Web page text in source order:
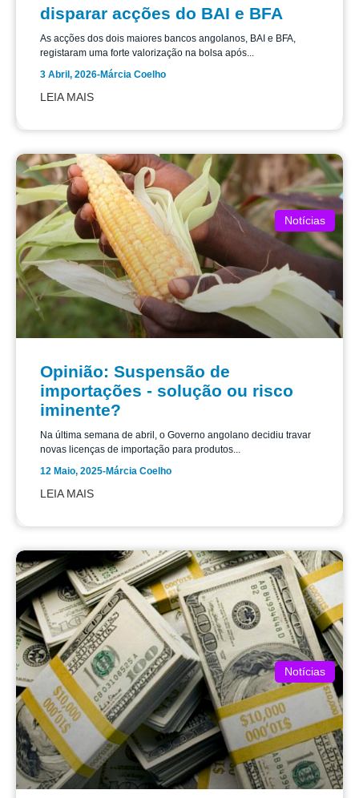
disparar acções do BAI e BFA
As acções dos dois maiores bancos angolanos, BAI e BFA,
registaram uma forte valorização na bolsa após...
3 Abril, 2026-Márcia Coelho
LEIA MAIS
Notícias
Opinião: Suspensão de
importações - solução ou risco
iminente?
Na última semana de abril, o Governo angolano decidiu travar
novas licenças de importação para produtos...
12 Maio, 2025-Márcia Coelho
LEIA MAIS
Notícias